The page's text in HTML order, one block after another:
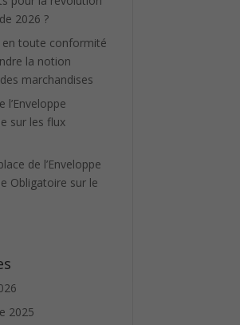
2026 ?
toute conformité
la notion
marchandises
l’Enveloppe
sur les flux
de l’Enveloppe
Obligatoire sur le
2025